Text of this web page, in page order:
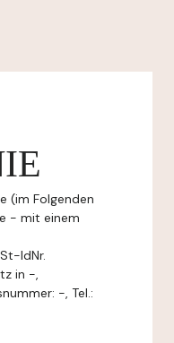
(im Folgenden
- mit einem
IdNr.
in -,
-, Tel.: